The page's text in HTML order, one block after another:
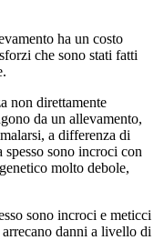
ha un costo
che sono stati fatti
non direttamente
da un allevamento,
a differenza di
spesso sono incroci con
molto debole,
sono incroci e meticci
danni a livello di